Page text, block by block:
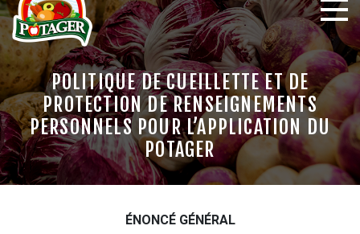
POLITIQUE DE CUEILLETTE ET DE
PROTECTION DE RENSEIGNEMENTS
PERSONNELS POUR L’APPLICATION DU
POTAGER
ÉNONCÉ GÉNÉRAL